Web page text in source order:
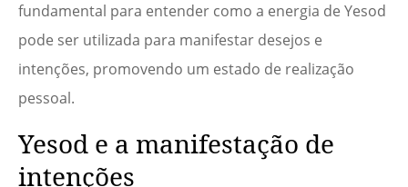
fundamental para entender como a energia de Yesod
pode ser utilizada para manifestar desejos e
intenções, promovendo um estado de realização
pessoal.
Yesod e a manifestação de
intenções